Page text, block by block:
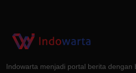
Indowarta menjadi portal berita dengan